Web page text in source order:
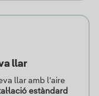
llar
llar amb l’aire
estàndard